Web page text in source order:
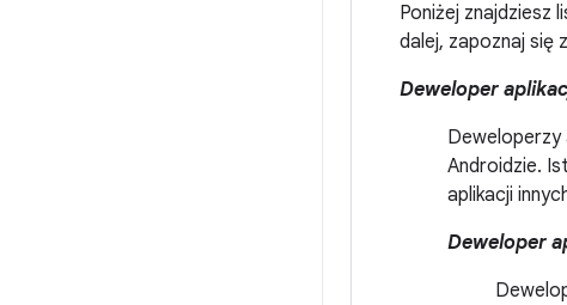
Poniżej znajdziesz
dalej, zapoznaj się
Deweloper
Deweloperzy
Androidzie.
aplikacji
Deweloper